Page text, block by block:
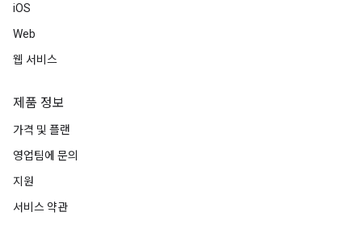
iOS
Web
웹 서비스
제품 정보
가격 및 플랜
영업팀에 문의
지원
서비스 약관